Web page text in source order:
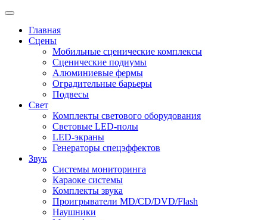
Главная
Сцены
Мобильные сценические комплексы
Сценические подиумы
Алюминиевые фермы
Оградительные барьеры
Подвесы
Свет
Комплекты светового оборудования
Световые LED-полы
LED-экраны
Генераторы спецэффектов
Звук
Системы мониторинга
Караоке системы
Комплекты звука
Проигрыватели MD/CD/DVD/Flash
Наушники